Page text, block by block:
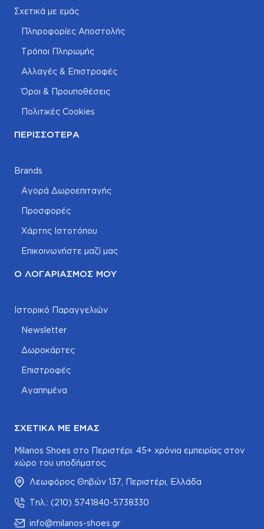
Σχετικά με εμάς
Πληροφορίες Αποστολής
Τρόποι Πληρωμής
Αλλαγές & Επιστροφές
Όροι & Προυποθέσεις
Πολιτικές Cookies
ΠΕΡΙΣΣΌΤΕΡΑ
Brands
Αγορά Δωροεπιταγής
Προσφορές
Χάρτης Ιστοτόπου
Επικοινωνήστε μαζί μας
Ο ΛΟΓΑΡΙΑΣΜΌΣ ΜΟΥ
Ιστορικό Παραγγελιών
Newsletter
Δωροκάρτες
Επιστροφές
Αγαπημένα
ΣΧΕΤΙΚΆ ΜΕ ΕΜΆΣ
Milanos Shoes στο Περιστέρι. 45+ χρόνια εμπειρίας στον
χώρο του υποδήματος.
Λεωφόρος Θηβών 137, Περιστέρι, Ελλάδα
Τηλ.: (210) 5741840-5738330
info@milanos-shoes.gr